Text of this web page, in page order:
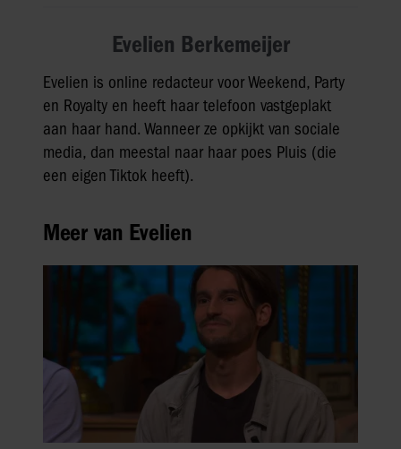
Evelien Berkemeijer
Evelien is online redacteur voor Weekend, Party
en Royalty en heeft haar telefoon vastgeplakt
aan haar hand. Wanneer ze opkijkt van sociale
media, dan meestal naar haar poes Pluis (die
een eigen Tiktok heeft).
Meer van Evelien